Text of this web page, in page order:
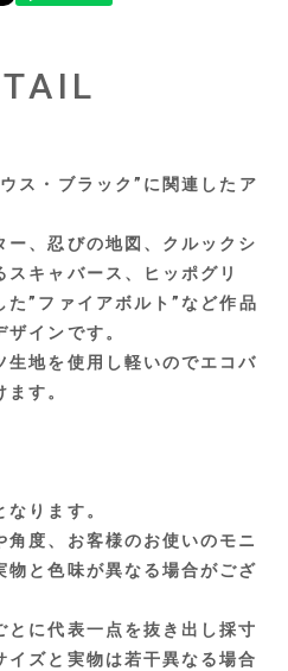
ス・ブラック”に関連したア
ー、忍びの地図、クルックシ
キャバース、ヒッポグリ
た”ファイアボルト”など作品
インです。
生地を使用し軽いのでエコバ
す。
なります。
角度、お客様のお使いのモニ
物と色味が異なる場合がござ
とに代表一点を抜き出し採寸
イズと実物は若干異なる場合